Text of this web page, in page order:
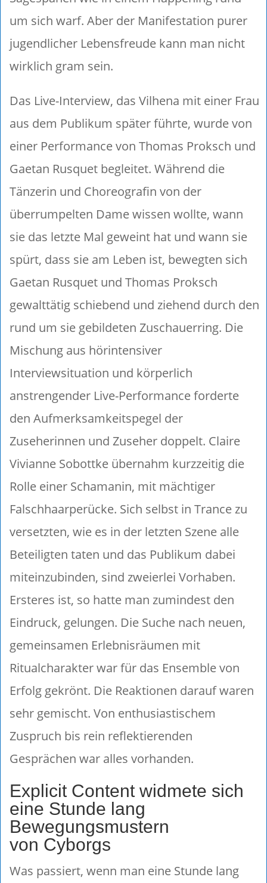
um sich warf. Aber der Manifestation purer
jugendlicher Lebensfreude kann man nicht
wirklich gram sein.
Das Live-Interview, das Vilhena mit einer Frau
aus dem Publikum später führte, wurde von
einer Performance von Thomas Proksch und
Gaetan Rusquet begleitet. Während die
Tänzerin und Choreografin von der
überrumpelten Dame wissen wollte, wann
sie das letzte Mal geweint hat und wann sie
spürt, dass sie am Leben ist, bewegten sich
Gaetan Rusquet und Thomas Proksch
gewalttätig schiebend und ziehend durch den
rund um sie gebildeten Zuschauerring. Die
Mischung aus hörintensiver
Interviewsituation und körperlich
anstrengender Live-Performance forderte
den Aufmerksamkeitspegel der
Zuseherinnen und Zuseher doppelt. Claire
Vivianne Sobottke übernahm kurzzeitig die
Rolle einer Schamanin, mit mächtiger
Falschhaarperücke. Sich selbst in Trance zu
versetzten, wie es in der letzten Szene alle
Beteiligten taten und das Publikum dabei
miteinzubinden, sind zweierlei Vorhaben.
Ersteres ist, so hatte man zumindest den
Eindruck, gelungen. Die Suche nach neuen,
gemeinsamen Erlebnisräumen mit
Ritualcharakter war für das Ensemble von
Erfolg gekrönt. Die Reaktionen darauf waren
sehr gemischt. Von enthusiastischem
Zuspruch bis rein reflektierenden
Gesprächen war alles vorhanden.
Explicit Content widmete sich
eine Stunde lang
Bewegungsmustern
von Cyborgs
Was passiert, wenn man eine Stunde lang